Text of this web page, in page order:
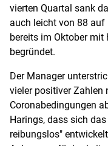
vierten Quartal sank
auch leicht von 88 auf
bereits im Oktober mit
begründet.
Der Manager
vieler positiver Zahlen
Coronabedingungen
Harings, dass sich
reibungslos"